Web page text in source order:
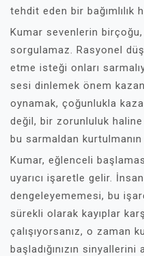
tehdit eden bir bağımlılık
Kumar sevenlerin
sorgulamaz. Rasyonel
etme isteği onları
sesi dinlemek önem
oynamak, çoğunlukla
değil, bir zorunluluk haline
bu sarmaldan kurtulmanın
Kumar, eğlenceli
uyarıcı işaretle gelir.
dengeleyememesi, bu
sürekli olarak kayıplar
çalışıyorsanız, o zaman
başladığınızın